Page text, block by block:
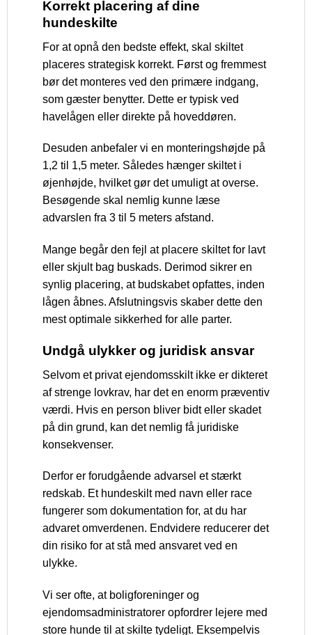
Korrekt placering af dine
hundeskilte
For at opnå den bedste effekt, skal skiltet
placeres strategisk korrekt. Først og fremmest
bør det monteres ved den primære indgang,
som gæster benytter. Dette er typisk ved
havelågen eller direkte på hoveddøren.
Desuden anbefaler vi en monteringshøjde på
1,2 til 1,5 meter. Således hænger skiltet i
øjenhøjde, hvilket gør det umuligt at overse.
Besøgende skal nemlig kunne læse
advarslen fra 3 til 5 meters afstand.
Mange begår den fejl at placere skiltet for lavt
eller skjult bag buskads. Derimod sikrer en
synlig placering, at budskabet opfattes, inden
lågen åbnes. Afslutningsvis skaber dette den
mest optimale sikkerhed for alle parter.
Undgå ulykker og juridisk ansvar
Selvom et privat ejendomsskilt ikke er dikteret
af strenge lovkrav, har det en enorm præventiv
værdi. Hvis en person bliver bidt eller skadet
på din grund, kan det nemlig få juridiske
konsekvenser.
Derfor er forudgående advarsel et stærkt
redskab. Et hundeskilt med navn eller race
fungerer som dokumentation for, at du har
advaret omverdenen. Endvidere reducerer det
din risiko for at stå med ansvaret ved en
ulykke.
Vi ser ofte, at boligforeninger og
ejendomsadministratorer opfordrer lejere med
store hunde til at skilte tydeligt. Eksempelvis